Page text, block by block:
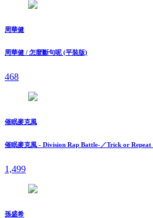
周華健
周華健 / 怎麼斷句呢 (平裝版)
468
催眠麥克風
催眠麥克風 - Division Rap Battle-／Trick or Repeat
1,499
孫盛希